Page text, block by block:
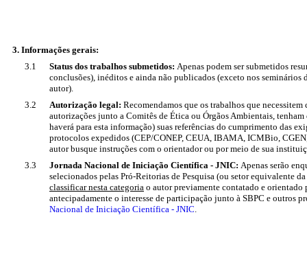
3. Informações gerais:
3.1
Status dos trabalhos submetidos: Apenas podem ser submetidos
conclusões), inéditos e ainda não publicados (exceto nos
autor).
3.2
Autorização legal: Recomendamos que os trabalhos que
autorizações junto a Comitês de Ética ou Órgãos Ambientais,
haverá para esta informação) suas referências do cumprimento das
protocolos expedidos (CEP/CONEP, CEUA, IBAMA, ICMBio,
autor busque instruções com o orientador ou por meio de sua
3.3
Jornada Nacional de Iniciação Científica - JNIC: Apenas serão
selecionados pelas Pró-Reitorias de Pesquisa (ou setor equivalente
classificar nesta categoria o autor previamente contatado e
antecipadamente o interesse de participação junto à SBPC e outros
Nacional de Iniciação Científica - JNIC.